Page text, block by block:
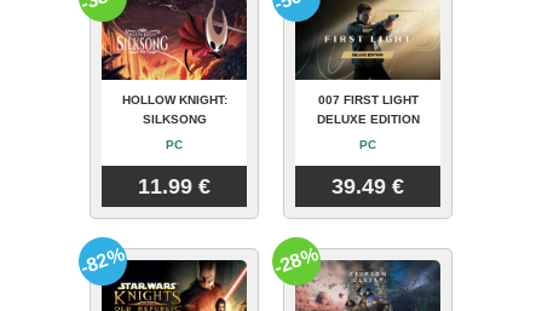
HOLLOW KNIGHT:
SILKSONG
PC
11.99 €
007 FIRST LIGHT
DELUXE EDITION
PC
39.49 €
-82% -28%